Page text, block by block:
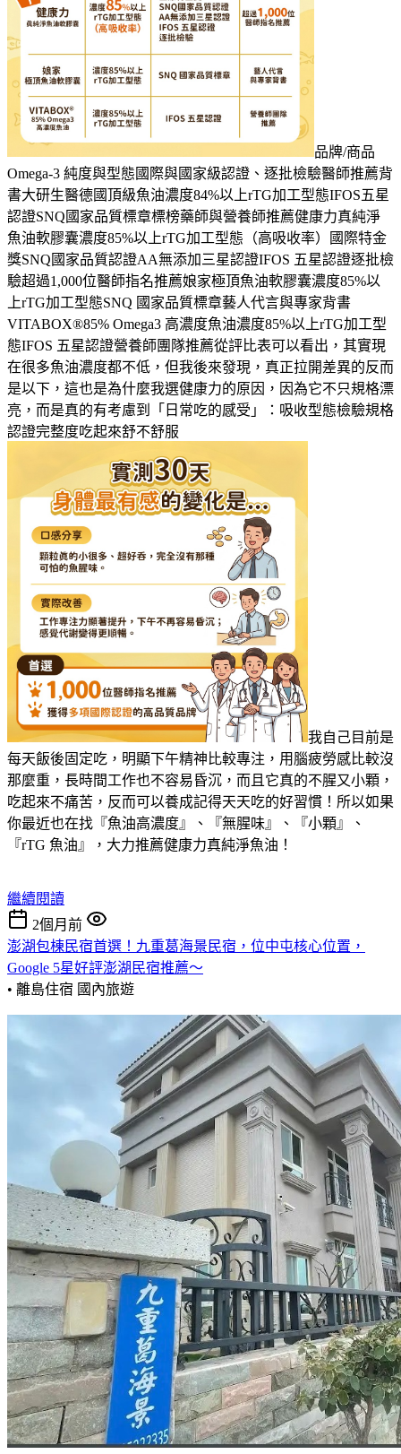
品牌/商品
Omega-3 純度與型態國際與國家級認證、逐批檢驗醫師推薦背
書大研生醫德國頂級魚油濃度84%以上rTG加工型態IFOS五星
認證SNQ國家品質標章標榜藥師與營養師推薦健康力真純淨
魚油軟膠囊濃度85%以上rTG加工型態（高吸收率）國際特金
獎SNQ國家品質認證AA無添加三星認證IFOS 五星認證逐批檢
驗超過1,000位醫師指名推薦娘家極頂魚油軟膠囊濃度85%以
上rTG加工型態SNQ 國家品質標章藝人代言與專家背書
VITABOX®85% Omega3 高濃度魚油濃度85%以上rTG加工型
態IFOS 五星認證營養師團隊推薦從評比表可以看出，其實現
在很多魚油濃度都不低，但我後來發現，真正拉開差異的反而
是以下，這也是為什麼我選健康力的原因，因為它不只規格漂
亮，而是真的有考慮到「日常吃的感受」：吸收型態檢驗規格
認證完整度吃起來舒不舒服
我自己目前是
每天飯後固定吃，明顯下午精神比較專注，用腦疲勞感比較沒
那麼重，長時間工作也不容易昏沉，而且它真的不腥又小顆，
吃起來不痛苦，反而可以養成記得天天吃的好習慣！所以如果
你最近也在找『魚油高濃度』、『無腥味』、『小顆』、
『rTG 魚油』，大力推薦健康力真純淨魚油！
繼續閱讀
2個月前
澎湖包棟民宿首選！九重葛海景民宿，位中屯核心位置，
Google 5星好評澎湖民宿推薦～
• 離島住宿 國內旅遊